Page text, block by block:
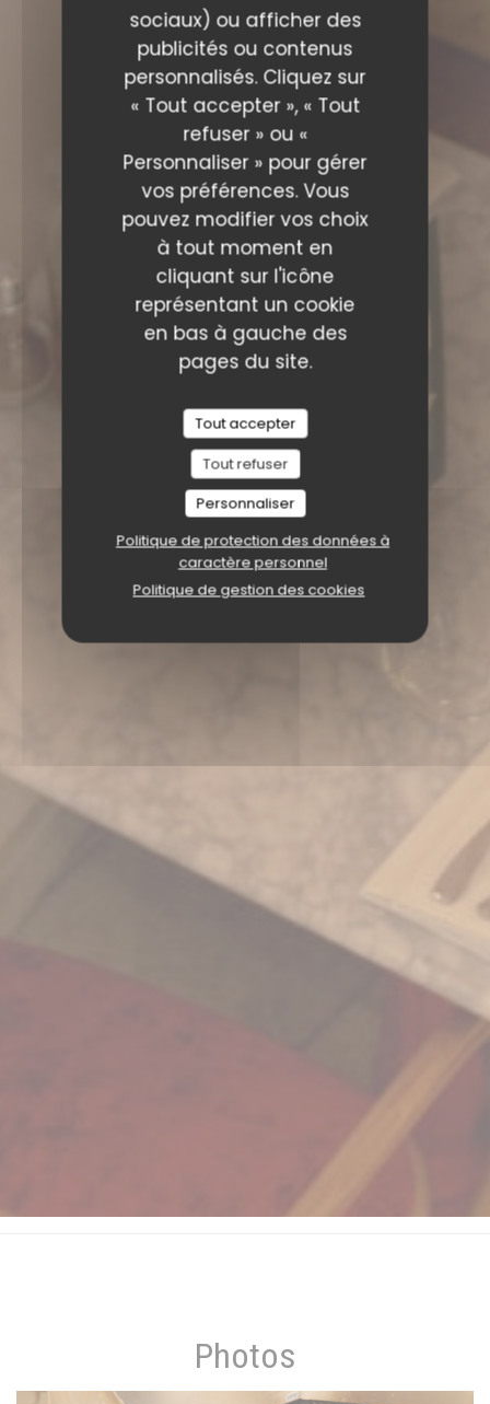
sociaux) ou afficher des
publicités ou contenus
personnalisés. Cliquez sur
« Tout accepter », « Tout
refuser » ou «
Personnaliser » pour gérer
vos préférences. Vous
pouvez modifier vos choix
à tout moment en
cliquant sur l'icône
représentant un cookie
en bas à gauche des
pages du site.
Tout accepter
Tout refuser
Personnaliser
Politique de protection des données à
caractère personnel
Politique de gestion des cookies
Photos